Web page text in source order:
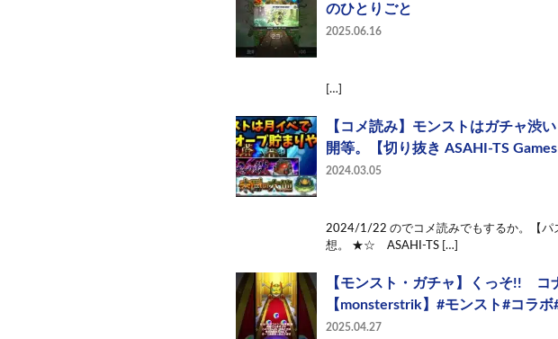
のひとりごと
2025.06.16
[…]
【コメ読み】モンストはガチャ渋
開等。【切り抜き ASAHI-TS
2024.03.05
2024/1/22 のでコメ読みでもするか。【パ
想。 ★☆ ASAHI-TS […]
【モンスト・ガチャ】くっそ!!
【monsterstrik】#モンスト#コラ
2025.04.27